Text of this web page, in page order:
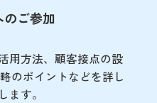
ご参加
用方法、顧客接点の設
のポイントなどを詳し
ます。